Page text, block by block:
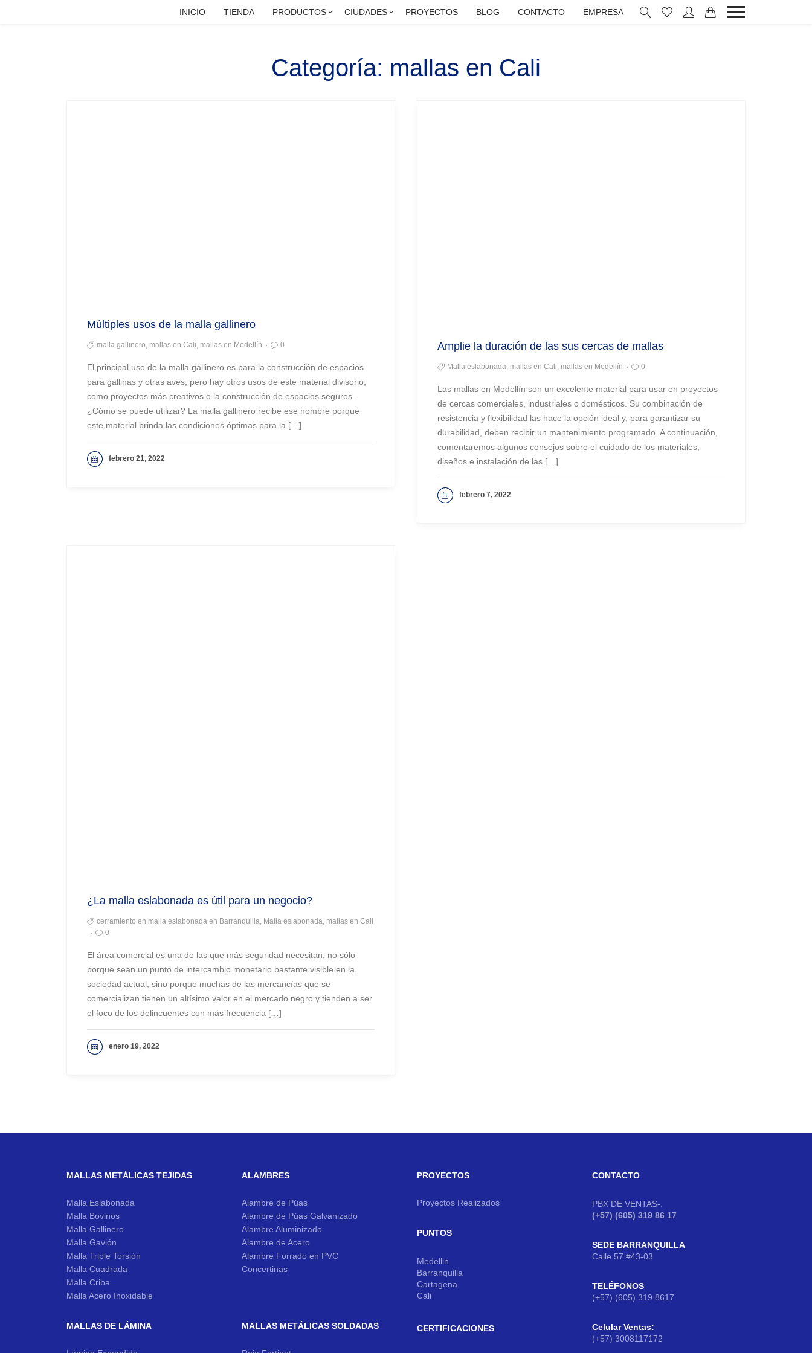
Escribe el producto que estés buscando
INICIO TIENDA PRODUCTOS CIUDADES PROYECTOS BLOG CONTACTO EMPRESA
Categoría: mallas en Cali
Múltiples usos de la malla gallinero
malla gallinero, mallas en Cali, mallas en Medellín 0
El principal uso de la malla gallinero es para la construcción de espacios
para gallinas y otras aves, pero hay otros usos de este material divisorio,
como proyectos más creativos o la construcción de espacios seguros.
¿Cómo se puede utilizar? La malla gallinero recibe ese nombre porque
este material brinda las condiciones óptimas para la […]
febrero 21, 2022
VER MAS
Amplie la duración de las sus cercas de mallas
Malla eslabonada, mallas en Cali, mallas en Medellín 0
Las mallas en Medellín son un excelente material para usar en proyectos
de cercas comerciales, industriales o domésticos. Su combinación de
resistencia y flexibilidad las hace la opción ideal y, para garantizar su
durabilidad, deben recibir un mantenimiento programado. A continuación,
comentaremos algunos consejos sobre el cuidado de los materiales,
diseños e instalación de las […]
febrero 7, 2022
VER MAS
¿La malla eslabonada es útil para un negocio?
cerramiento en malla eslabonada en Barranquilla, Malla eslabonada, mallas en Cali
0
El área comercial es una de las que más seguridad necesitan, no sólo
porque sean un punto de intercambio monetario bastante visible en la
sociedad actual, sino porque muchas de las mercancías que se
comercializan tienen un altísimo valor en el mercado negro y tienden a ser
el foco de los delincuentes con más frecuencia […]
enero 19, 2022
VER MAS
MALLAS METÁLICAS TEJIDAS
Malla Eslabonada
Malla Bovinos
Malla Gallinero
Malla Gavión
Malla Triple Torsión
Malla Cuadrada
Malla Criba
Malla Acero Inoxidable
MALLAS DE LÁMINA
ALAMBRES
Alambre de Púas
Alambre de Púas Galvanizado
Alambre Aluminizado
Alambre de Acero
Alambre Forrado en PVC
Concertinas
MALLAS METÁLICAS SOLDADAS
PROYECTOS
Proyectos Realizados
PUNTOS
Medellin
Barranquilla
Cartagena
Cali
CERTIFICACIONES
CONTACTO
PBX DE VENTAS-.
(+57) (605) 319 86 17
SEDE BARRANQUILLA
Calle 57 #43-03
TELÉFONOS
(+57) (605) 319 8617
Celular Ventas:
(+57) 3008117172